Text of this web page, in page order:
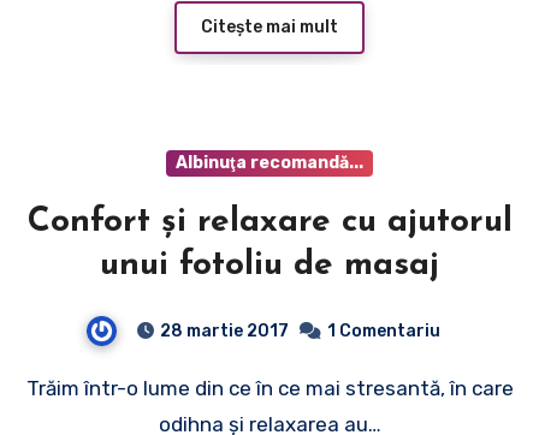
Citește mai mult
Albinuţa recomandă...
Confort și relaxare cu ajutorul
unui fotoliu de masaj
28 martie 2017 1 Comentariu
Trăim într-o lume din ce în ce mai stresantă, în care
odihna și relaxarea au…